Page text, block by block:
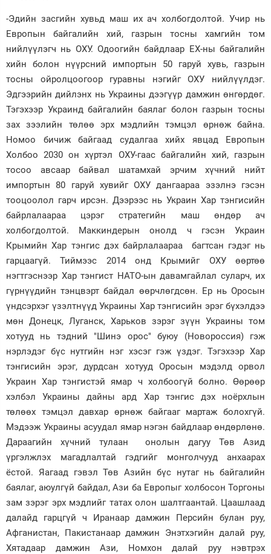
-Эдийн засгийн хувьд маш их ач холбогдолтой. Учир нь
Европын байгалийн хий, газрын тосны хамгийн том
нийлүүлэгч нь ОХУ. Одоогийн байдлаар ЕХ-ны байгалийн
хийн болон нүүрсний импортын 50 гаруй хувь, газрын
тосны ойролцоогоор гуравны нэгийг ОХУ нийлүүлдэг.
Эдгээрийн дийлэнх нь Украины дээгүүр дамжин өнгөрдөг.
Тэгэхээр Украинд байгалийн баялаг болон газрын тосны
зах зээлийн төлөө эрх мэдлийн тэмцэл өрнөж байна.
Номоо бичиж байгаад судалгаа хийх явцад Европын
Холбоо 2030 он хүртэл ОХУ-гаас байгалийн хий, газрын
тосоо авсаар байвал шатамхай эрчим хүчний нийт
импортын 80 гаруй хувийг ОХУ дангаараа эзэлнэ гэсэн
тооцоолол гарч ирсэн. Дээрээс нь Украин Хар тэнгисийн
байрлалаараа цэрэг стратегийн маш өндөр ач
холбогдолтой. Маккиндерын онолд ч гэсэн Украин
Крымийн Хар тэнгис дэх байрлалаараа багтсан гэдэг нь
гарцаагүй. Тиймээс 2014 онд Крымийг ОХУ өөртөө
нэгтгэснээр Хар тэнгист НАТО-ын давамгайлал суларч, их
гүрнүүдийн тэнцвэрт байдал өөрчлөгдсөн. Ер нь Оросын
үндсэрхэг үзэлтнүүд Украины Хар тэнгисийн эрэг бүхэлдээ
мөн Донецк, Луганск, Харьков зэрэг зүүн Украины том
хотууд нь тэдний "Шинэ орос" буюу (Новороссия) гэж
нэрлэдэг бүс нутгийн нэг хэсэг гэж үздэг. Тэгэхээр Хар
тэнгисийн эрэг, дурдсан хотууд Оросын мэдэлд орвол
Украин Хар тэнгистэй ямар ч холбоогүй болно. Өөрөөр
хэлбэл Украины дайны ард Хар тэнгис дэх ноёрхлын
төлөөх тэмцэл давхар өрнөж байгааг мартаж болохгүй.
Мэдээж Украины асуудал ямар нэгэн байдлаар өндөрлөнө.
Дараагийн хүчний тулаан онолын дагуу Төв Азид
үргэлжлэх магадлалтай гэдгийг монголчууд анхаарах
ёстой. Яагаад гэвэл Төв Азийн бүс нутаг нь байгалийн
баялаг, аюулгүй байдал, Ази ба Европыг холбосон Торгоны
зам зэрэг эрх мэдлийг татах олон шалтгаантай. Цаашлаад
далайд гарцгүй ч Иранаар дамжин Персийн булан руу,
Афганистан, Пакистанаар дамжин Энэтхэгийн далай руу,
Хятадаар дамжин Ази, Номхон далай руу нэвтрэх